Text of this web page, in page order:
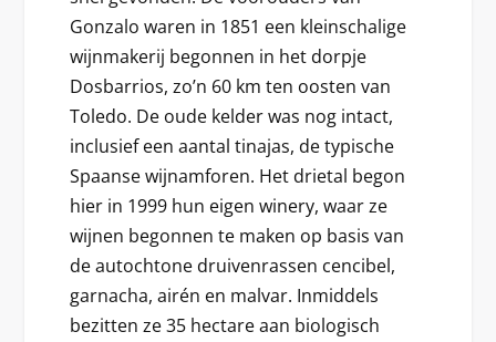
Gonzalo waren in 1851 een kleinschalige
wijnmakerij begonnen in het dorpje
Dosbarrios, zo’n 60 km ten oosten van
Toledo. De oude kelder was nog intact,
inclusief een aantal tinajas, de typische
Spaanse wijnamforen. Het drietal begon
hier in 1999 hun eigen winery, waar ze
wijnen begonnen te maken op basis van
de autochtone druivenrassen cencibel,
garnacha, airén en malvar. Inmiddels
bezitten ze 35 hectare aan biologisch